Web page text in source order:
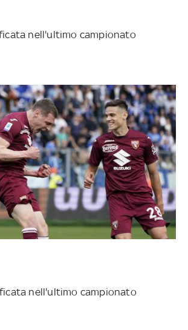
nell'ultimo campionato
nell'ultimo campionato